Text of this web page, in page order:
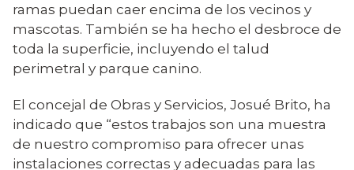
ramas puedan caer encima de los vecinos y
mascotas. También se ha hecho el desbroce de
toda la superficie, incluyendo el talud
perimetral y parque canino.
El concejal de Obras y Servicios, Josué Brito, ha
indicado que “estos trabajos son una muestra
de nuestro compromiso para ofrecer unas
instalaciones correctas y adecuadas para las